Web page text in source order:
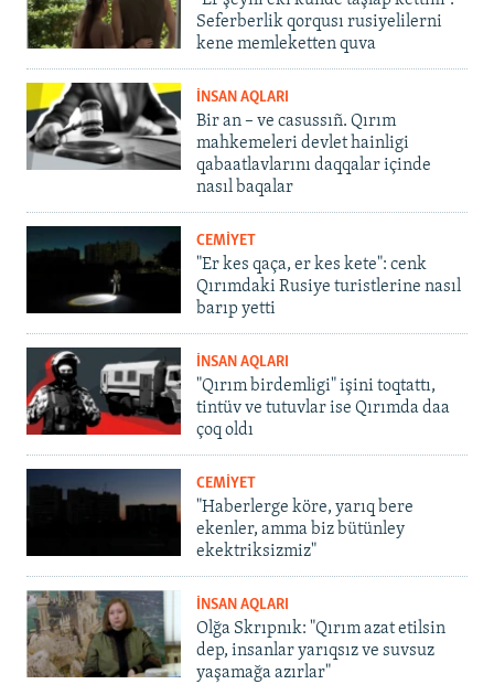
Seferberlik qorqusı rusiyelilerni
kene memleketten quva
İNSAN AQLARI
Bir an – ve casussıñ. Qırım
mahkemeleri devlet hainligi
qabaatlavlarını daqqalar içinde
nasıl baqalar
CEMİYET
"Er kes qaça, er kes kete": cenk
Qırımdaki Rusiye turistlerine nasıl
barıp yetti
İNSAN AQLARI
"Qırım birdemligi" işini toqtattı,
tintüv ve tutuvlar ise Qırımda daa
çoq oldı
CEMİYET
"Haberlerge köre, yarıq bere
ekenler, amma biz bütünley
ekektriksizmiz"
İNSAN AQLARI
Olğa Skrıpnık: "Qırım azat etilsin
dep, insanlar yarıqsız ve suvsuz
yaşamağa azırlar"